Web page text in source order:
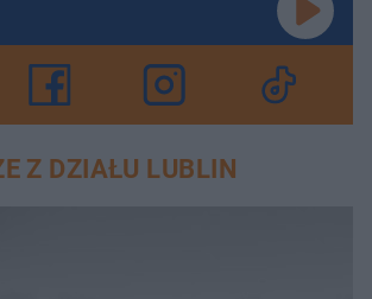
Z DZIAŁU LUBLIN